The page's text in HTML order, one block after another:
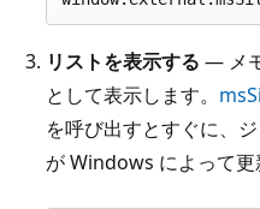
リストを表示する — メ
として表示します。
を呼び出すとすぐに、
が Windows によって更